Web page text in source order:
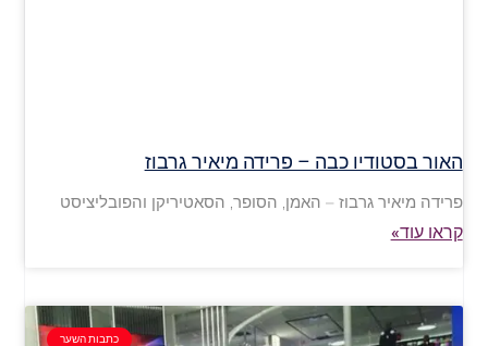
האור בסטודיו כבה – פרידה מיאיר גרבוז
פרידה מיאיר גרבוז – האמן, הסופר, הסאטיריקן והפובליציסט
קראו עוד»
כתבות השער